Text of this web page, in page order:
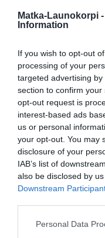
Matka-Launokorpi -
Information
If you wish to opt-out
processing of your
targeted advertising
section to confirm
opt-out request is
interest-based ads
us or personal
your opt-out. You may
disclosure of your
IAB’s list of
also be disclosed by
Downstream
Please note that this
Personal Data